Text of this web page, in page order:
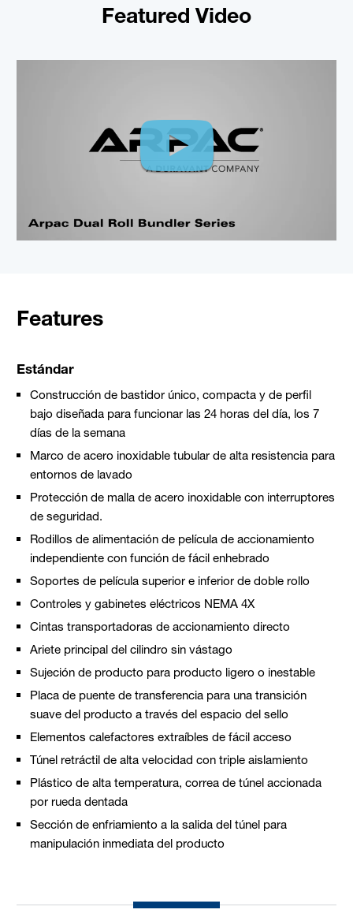
Featured Video
Features
Estándar
Construcción de bastidor único, compacta y de perfil
bajo diseñada para funcionar las 24 horas del día, los 7
días de la semana
Marco de acero inoxidable tubular de alta resistencia para
entornos de lavado
Protección de malla de acero inoxidable con interruptores
de seguridad.
Rodillos de alimentación de película de accionamiento
independiente con función de fácil enhebrado
Soportes de película superior e inferior de doble rollo
Controles y gabinetes eléctricos NEMA 4X
Cintas transportadoras de accionamiento directo
Ariete principal del cilindro sin vástago
Sujeción de producto para producto ligero o inestable
Placa de puente de transferencia para una transición
suave del producto a través del espacio del sello
Elementos calefactores extraíbles de fácil acceso
Túnel retráctil de alta velocidad con triple aislamiento
Plástico de alta temperatura, correa de túnel accionada
por rueda dentada
Sección de enfriamiento a la salida del túnel para
manipulación inmediata del producto